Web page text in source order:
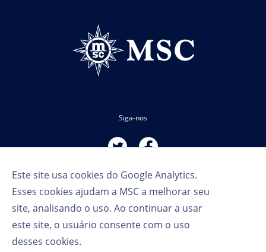
Este site usa cookies do Google Analytics.
Esses cookies ajudam a MSC a melhorar seu
site, analisando o uso. Ao continuar a usar
este site, o usuário consente com o uso
desses cookies.
Siga-nos